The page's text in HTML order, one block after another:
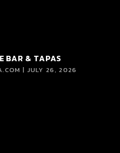
BAR & TAPAS
| JULY 26, 2026